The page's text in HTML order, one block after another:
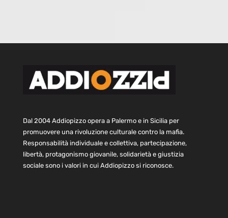
Dal 2004 Addiopizzo opera a Palermo e in Sicilia per
promuovere una rivoluzione culturale contro la mafia.
Responsabilità individuale e collettiva, partecipazione,
libertà, protagonismo giovanile, solidarietà e giustizia
sociale sono i valori in cui Addiopizzo si riconosce.